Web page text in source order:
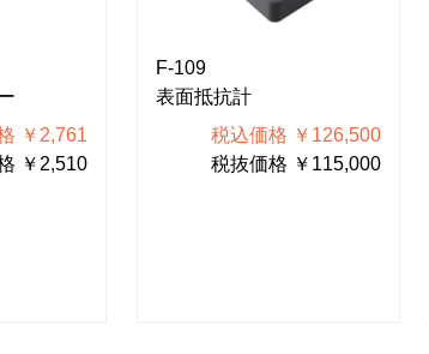
￥2,761
￥2,510
F-109
表面抵抗計
税込価格 ￥126,500
税抜価格 ￥115,000